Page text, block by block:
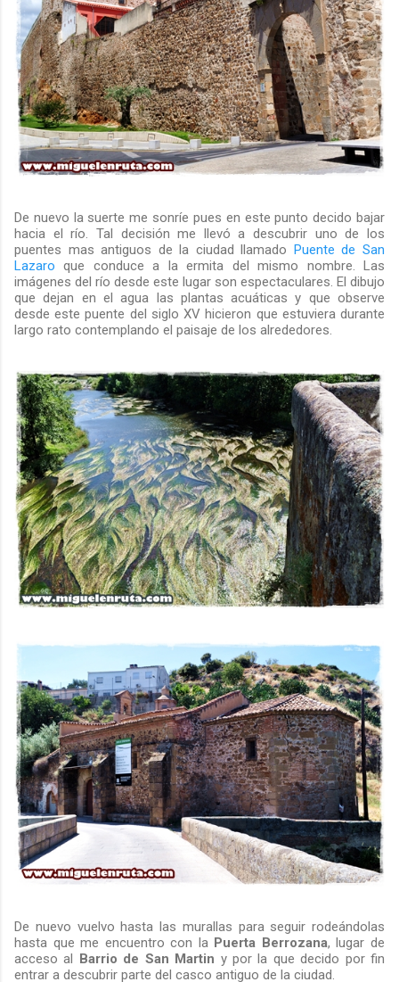
De nuevo la suerte me sonríe pues en este punto decido bajar
hacia el río. Tal decisión me llevó a descubrir uno de los
puentes mas antiguos de la ciudad llamado Puente de San
Lazaro que conduce a la ermita del mismo nombre. Las
imágenes del río desde este lugar son espectaculares. El dibujo
que dejan en el agua las plantas acuáticas y que observe
desde este puente del siglo XV hicieron que estuviera durante
largo rato contemplando el paisaje de los alrededores.
De nuevo vuelvo hasta las murallas para seguir rodeándolas
hasta que me encuentro con la Puerta Berrozana, lugar de
acceso al
Barrio de San Martin y por la que decido por fin
entrar a descubrir parte del casco antiguo de la ciudad.